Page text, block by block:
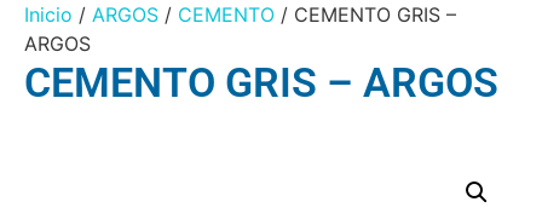
Inicio / ARGOS / CEMENTO / CEMENTO GRIS –
ARGOS
CEMENTO GRIS – ARGOS